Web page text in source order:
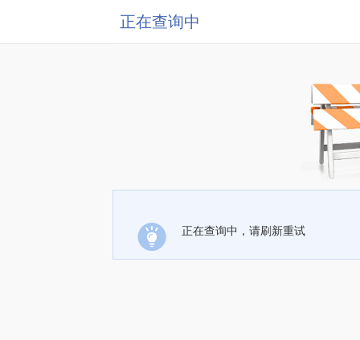
正在查询中
正在查询中，请刷新重试